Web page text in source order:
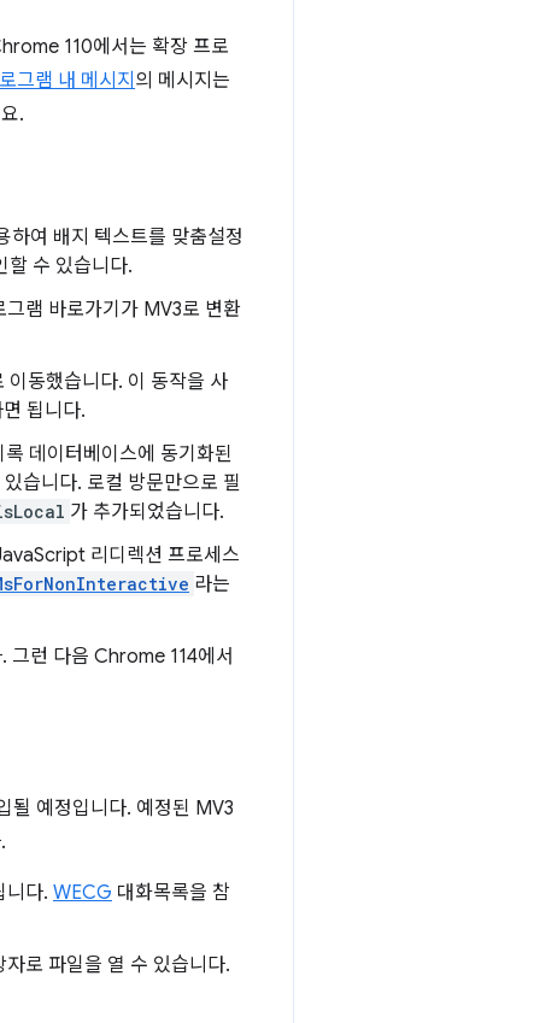
110에서는 확장 프로
그램 내 메시지 의 메시지는
.
하여 배지 텍스트를 맞춤설정
할 수 있습니다.
램 바로가기가 MV3로 변환
동했습니다. 이 동작을 사
됩니다.
데이터베이스에 동기화된
습니다. 로컬 방문만으로 필
가 추가되었습니다.
리디렉션 프로세스
라는
그런 다음 Chrome 114에서
될 예정입니다. 예정된 MV3
니다. WECG 대화목록을 참
로 파일을 열 수 있습니다.